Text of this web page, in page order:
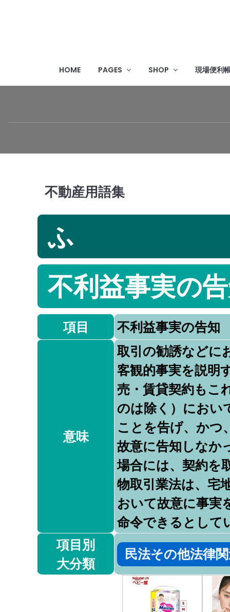
HOME PAGES SHOP 現場便利
不動産用語集
ふ
不利益事実の
項目 不利益事実の告
意味
取引の勧誘などに
客観的事実を説明
売・賃貸契約もこ
のは除く）におい
ことを告げ、かつ
故意に告知しなか
場合には、契約を
物取引業法は、宅
おいて故意に事実
命令できるとして
項目別
大分類
民法その他法律